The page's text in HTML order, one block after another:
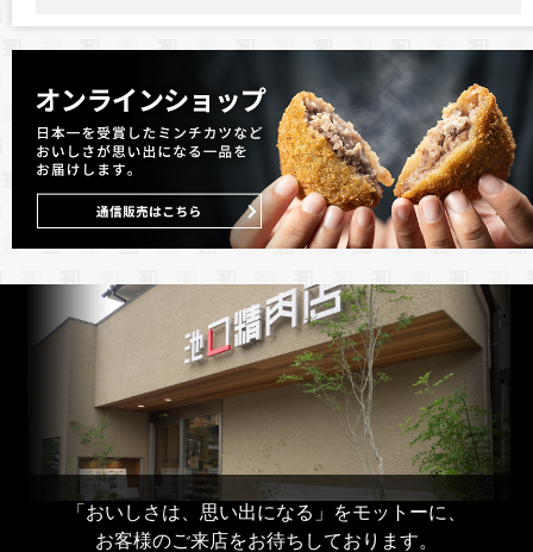
「おいしさは、思い出になる」をモットーに、
お客様のご来店をお待ちしております。